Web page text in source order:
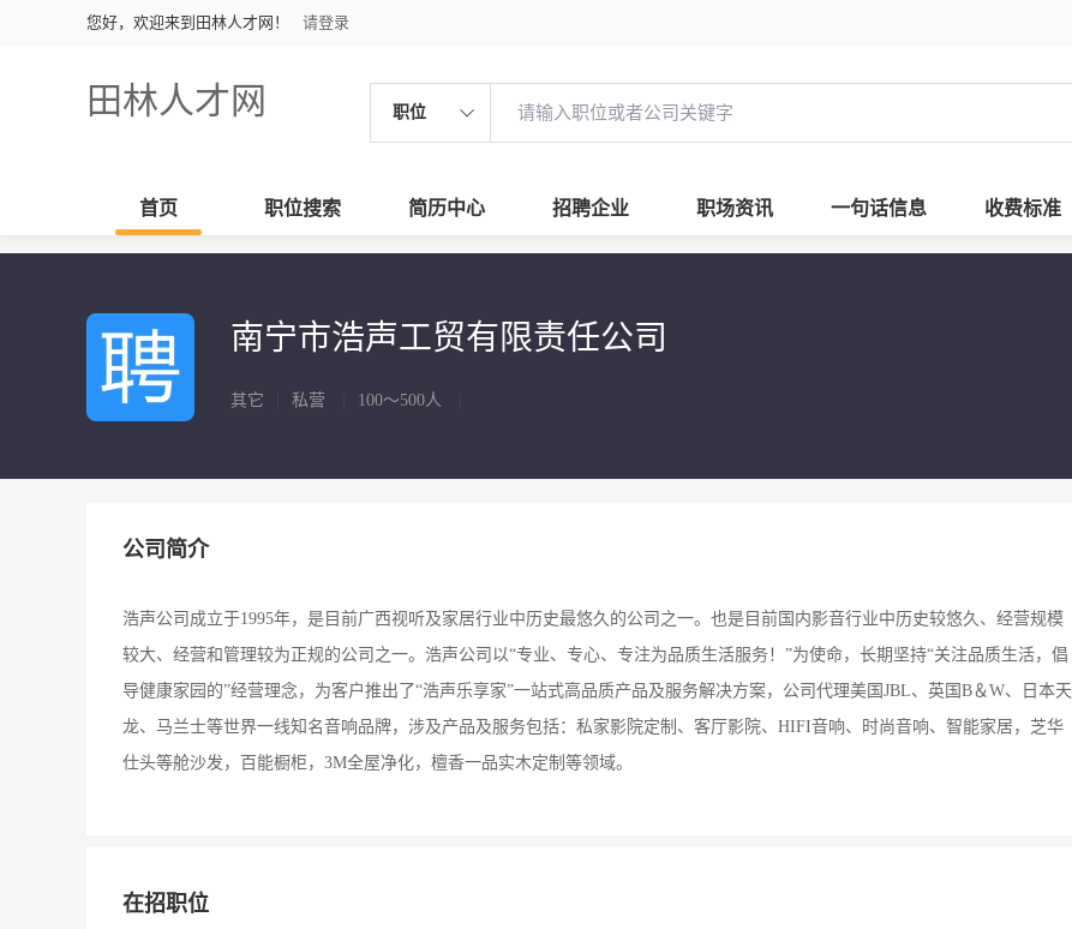
您好，欢迎来到田林人才网！ 请登录
田林人才网 职位
首页 职位搜索 简历中心 招聘企业 职场资讯 一句话信息 收费标准
南宁市浩声工贸有限责任公司
其它 私营 100～500人
公司简介
浩声公司成立于1995年，是目前广西视听及家居行业中历史最悠久的公司之一。也是目前国内影音行业中历史较悠久、经营规模
较大、经营和管理较为正规的公司之一。浩声公司以“专业、专心、专注为品质生活服务！”为使命，长期坚持“关注品质生活，倡
导健康家园的”经营理念，为客户推出了“浩声乐享家”一站式高品质产品及服务解决方案，公司代理美国JBL、英国B＆W、日本天
龙、马兰士等世界一线知名音响品牌，涉及产品及服务包括：私家影院定制、客厅影院、HIFI音响、时尚音响、智能家居，芝华
仕头等舱沙发，百能橱柜，3M全屋净化，檀香一品实木定制等领域。
在招职位